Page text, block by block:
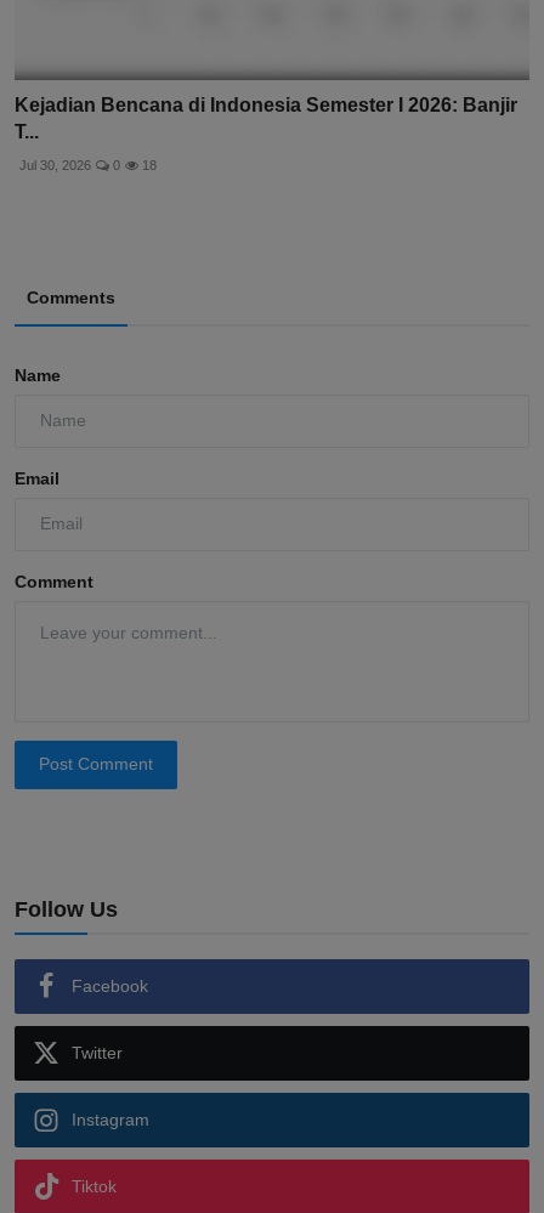
Kejadian Bencana di Indonesia Semester I 2026: Banjir
T...
Jul 30, 2026 0 18
Comments
Name
Email
Comment
Post Comment
Follow Us
Facebook
Twitter
Instagram
Tiktok